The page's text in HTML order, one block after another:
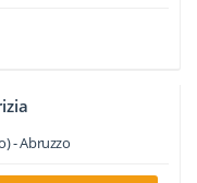
-Abruzzo